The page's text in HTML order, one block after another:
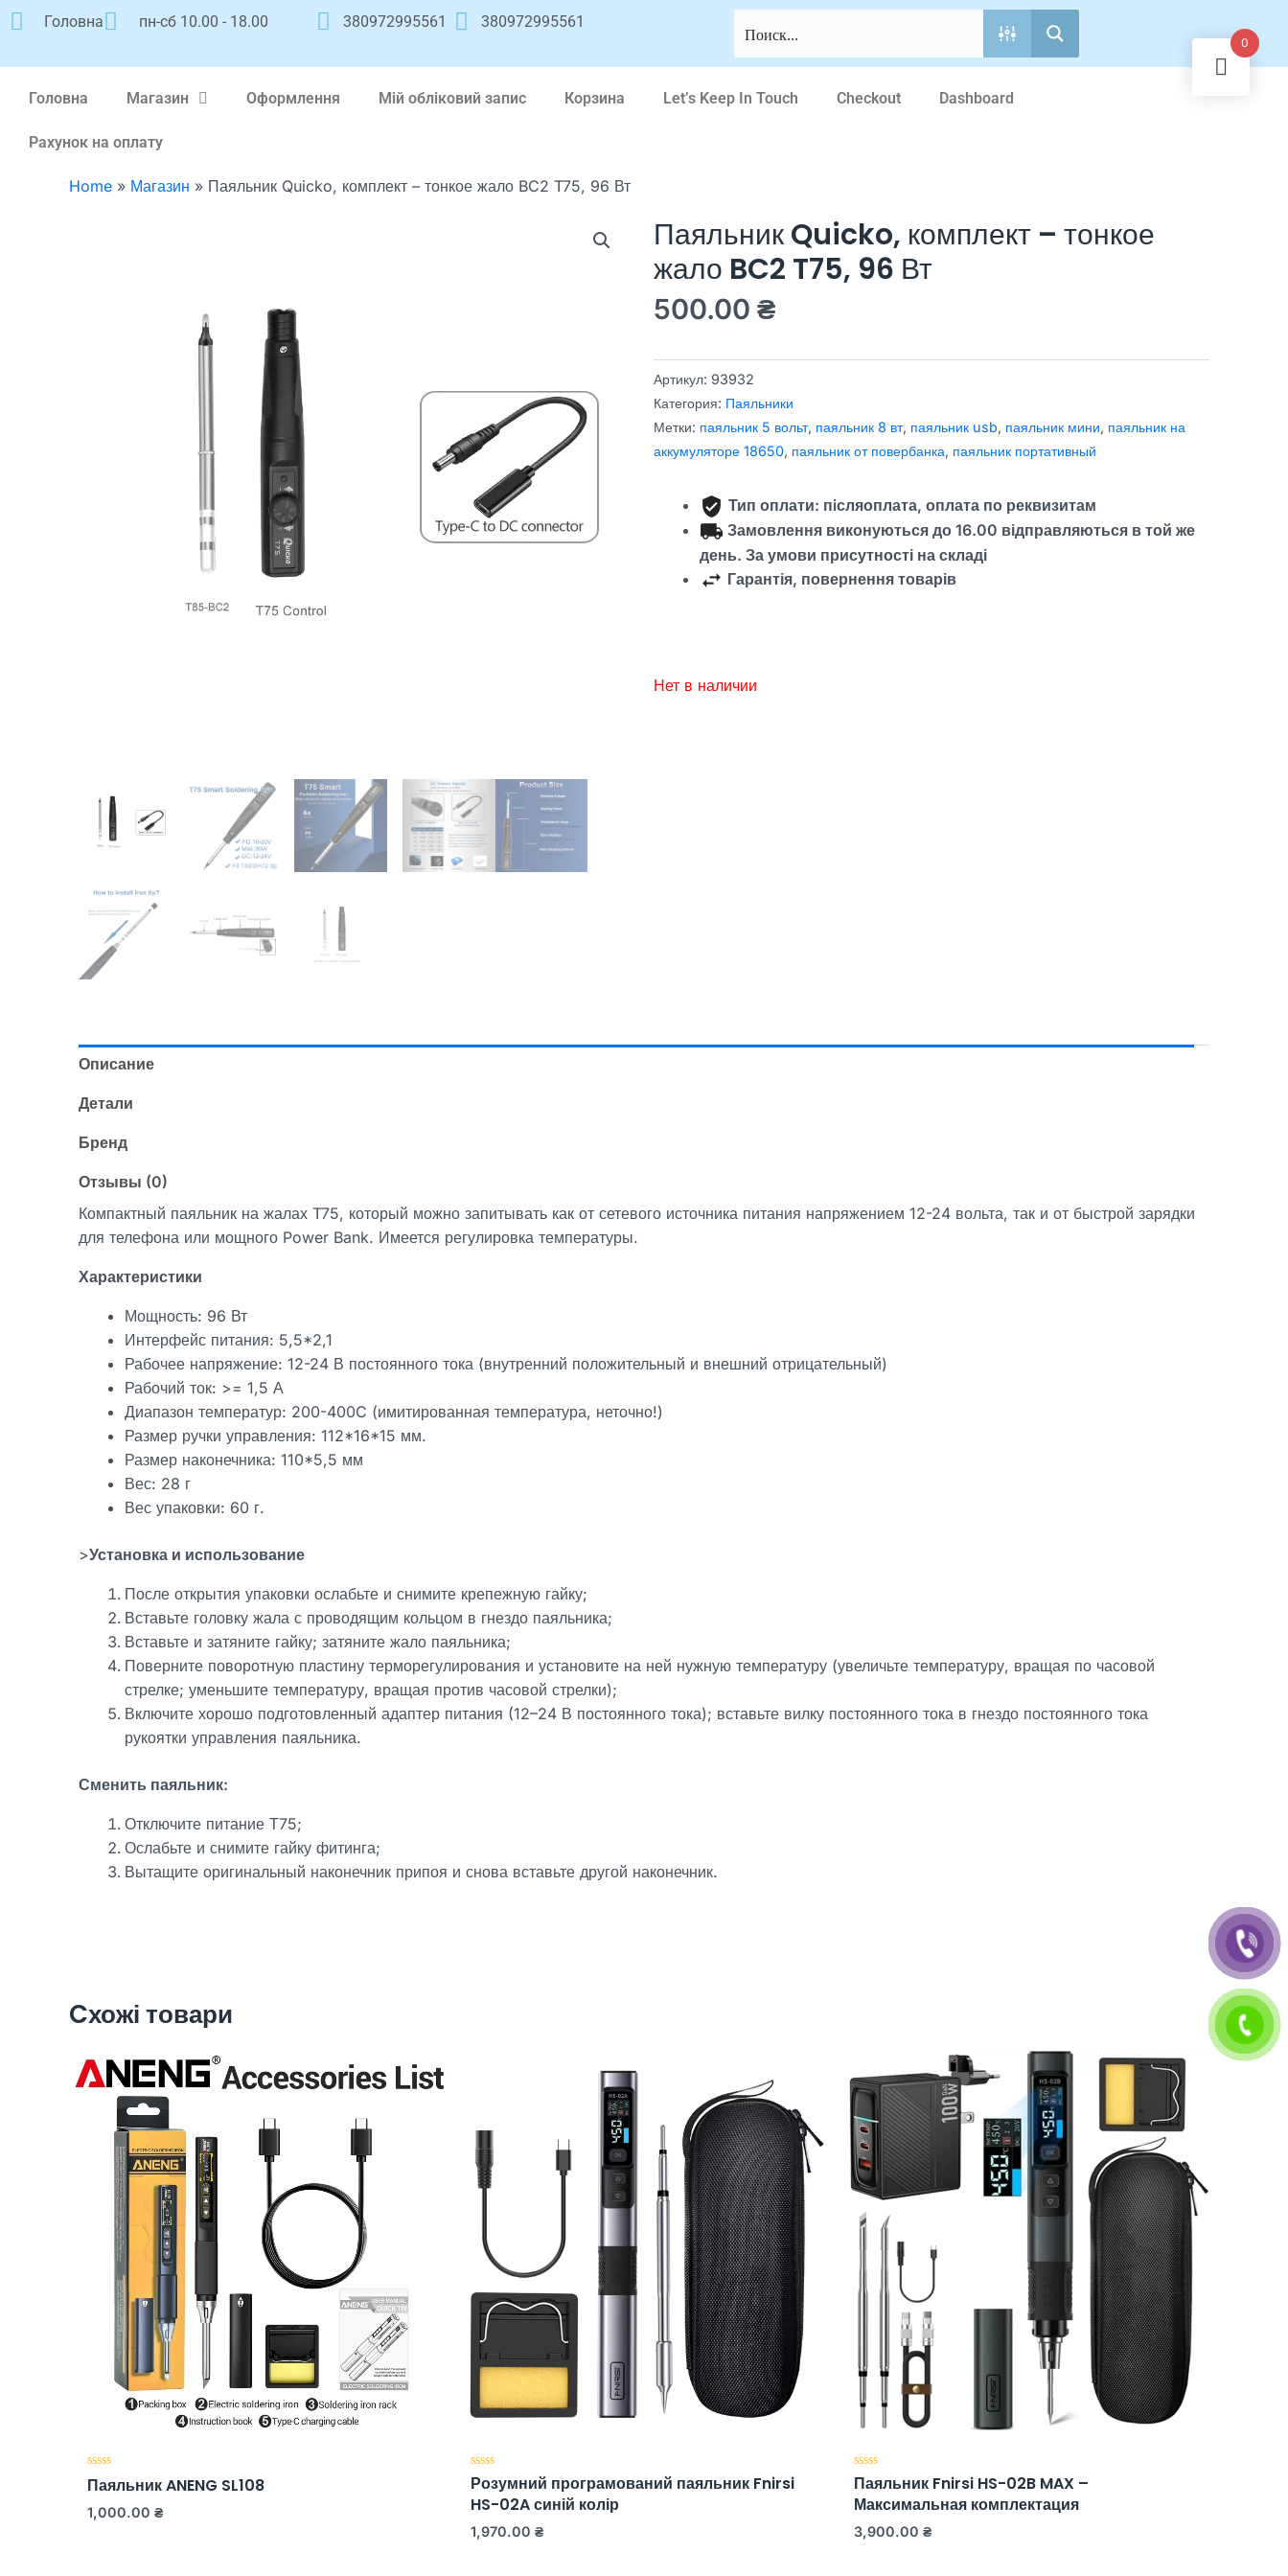
Перейти
Головна пн-сб 10.00 - 18.00 380972995561 380972995561
Головна Магазин Оформлення Мій обліковий запис Корзина Let’s Keep In Touch Checkout Dashboard
Рахунок на оплату
Home » Магазин » Паяльник Quicko, комплект – тонкое жало BC2 T75, 96 Вт
Паяльник Quicko, комплект – тонкое
жало BC2 T75, 96 Вт
500.00 ₴
Артикул: 93932
Категория: Паяльники
Метки: паяльник 5 вольт, паяльник 8 вт, паяльник usb, паяльник мини, паяльник на
аккумуляторе 18650, паяльник от повербанка, паяльник портативный
Тип оплати: пiсляоплата, оплата по реквизитам
Замовлення виконуються до 16.00 відправляються в той же
день. За умови присутності на складі
Гарантія, повернення товарів
Нет в наличии
Описание
Детали
Бренд
Отзывы (0)
Компактный паяльник на жалах T75, который можно запитывать как от сетевого источника питания напряжением 12-24 вольта, так и от быстрой зарядки
для телефона или мощного Power Bank. Имеется регулировка температуры.
Характеристики
Мощность: 96 Вт
Интерфейс питания: 5,5*2,1
Рабочее напряжение: 12-24 В постоянного тока (внутренний положительный и внешний отрицательный)
Рабочий ток: >= 1,5 А
Диапазон температур: 200-400C (имитированная температура, неточно!)
Размер ручки управления: 112*16*15 мм.
Размер наконечника: 110*5,5 мм
Вес: 28 г
Вес упаковки: 60 г.
>Установка и использование
После открытия упаковки ослабьте и снимите крепежную гайку;
Вставьте головку жала с проводящим кольцом в гнездо паяльника;
Вставьте и затяните гайку; затяните жало паяльника;
Поверните поворотную пластину терморегулирования и установите на ней нужную температуру (увеличьте температуру, вращая по часовой
стрелке; уменьшите температуру, вращая против часовой стрелки);
Включите хорошо подготовленный адаптер питания (12–24 В постоянного тока); вставьте вилку постоянного тока в гнездо постоянного тока
рукоятки управления паяльника.
Сменить паяльник:
Отключите питание Т75;
Ослабьте и снимите гайку фитинга;
Вытащите оригинальный наконечник припоя и снова вставьте другой наконечник.
Cхожі товари
Оценка
0
из
5
Паяльник ANENG SL108
1,000.00₴
Оценка
0
из
Розумний програмований паяльник Fnirsi
HS-02A синій колір
1,970.00₴
Оценка
0
из
Паяльник Fnirsi HS-02B MAX –
Максимальная комплектация
3,900.00₴
0